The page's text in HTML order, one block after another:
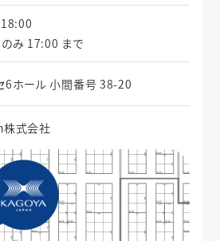
18:00
み 17:00 まで
6ホール 小間番号 38-20
式会社